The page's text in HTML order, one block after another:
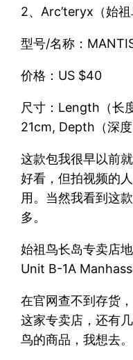
2、Arc’teryx（始祖
型号/名称：
价格：US $40
尺寸：Length（长
21cm, Depth（深
这款包我很早以前
好看，但拍视频的
用。当然我看到这
多。
始祖鸟长岛专卖店
Unit B-1A
在官网查不到存货
这家专卖店，还有
鸟的商品，我想去。